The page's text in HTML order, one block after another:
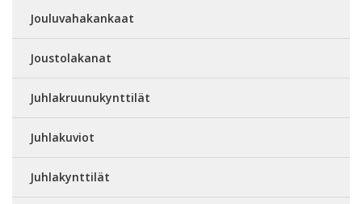
Jouluvahakankaat
Joustolakanat
Juhlakruunukynttilät
Juhlakuviot
Juhlakynttilät